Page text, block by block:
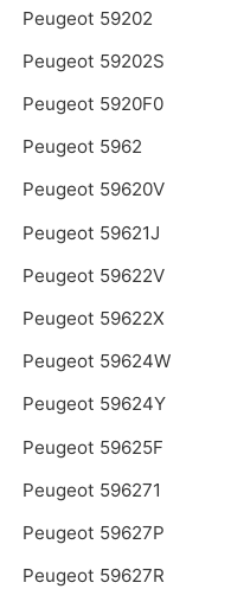
Peugeot 59202
Peugeot 59202S
Peugeot 5920F0
Peugeot 5962
Peugeot 59620V
Peugeot 59621J
Peugeot 59622V
Peugeot 59622X
Peugeot 59624W
Peugeot 59624Y
Peugeot 59625F
Peugeot 596271
Peugeot 59627P
Peugeot 59627R